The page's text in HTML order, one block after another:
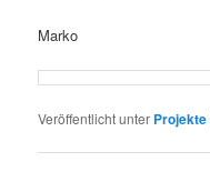
Marko
Veröffentlicht unter Projekte